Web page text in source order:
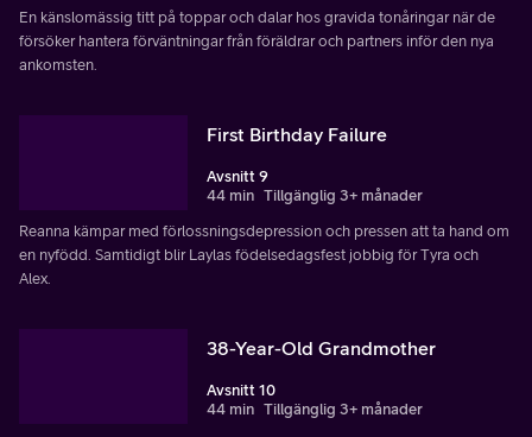
En känslomässig titt på toppar och dalar hos gravida tonåringar när de
försöker hantera förväntningar från föräldrar och partners inför den nya
ankomsten.
First Birthday Failure
Avsnitt 9
44 min Tillgänglig 3+ månader
Reanna kämpar med förlossningsdepression och pressen att ta hand om
en nyfödd. Samtidigt blir Laylas födelsedagsfest jobbig för Tyra och
Alex.
38-Year-Old Grandmother
Avsnitt 10
44 min Tillgänglig 3+ månader